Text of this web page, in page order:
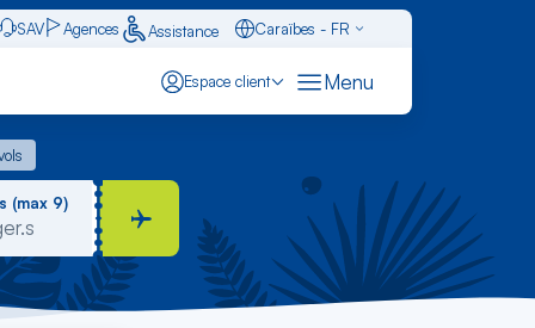
SAV Agences Assistance
Caraïbes - FR
Espace client Menu
vols
(max 9)